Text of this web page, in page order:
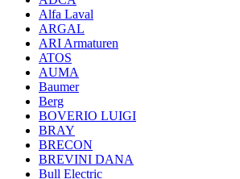
Alfa Laval
ARGAL
ARI Armaturen
ATOS
AUMA
Baumer
Berg
BOVERIO LUIGI
BRAY
BRECON
BREVINI DANA
Bull Electric